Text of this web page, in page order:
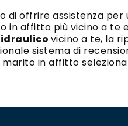
di offrire assistenza
in affitto più vicino a te
idraulico vicino a te, la
sistema di
in affitto